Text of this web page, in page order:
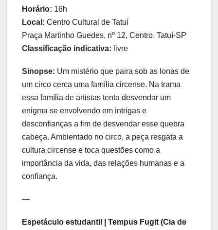
Horário: 16h
Local: Centro Cultural de Tatuí
Praça Martinho Guedes, nº 12, Centro, Tatuí-SP
Classificação indicativa: livre
Sinopse: Um mistério que paira sob as lonas de
um circo cerca uma família circense. Na trama
essa família de artistas tenta desvendar um
enigma se envolvendo em intrigas e
desconfianças a fim de desvendar esse quebra
cabeça. Ambientado no circo, a peça resgata a
cultura circense e toca questões como a
importância da vida, das relações humanas e a
confiança.
—
Espetáculo estudantil | Tempus Fugit (Cia de